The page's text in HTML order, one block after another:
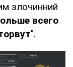
злочинний
всего
".